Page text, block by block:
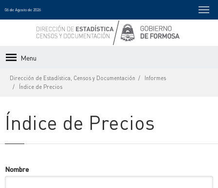
06 de Agosto de 2026
Menu
Dirección de Estadística, Censos y Documentación
Informes
Índice de Precios
Índice de Precios
Nombre